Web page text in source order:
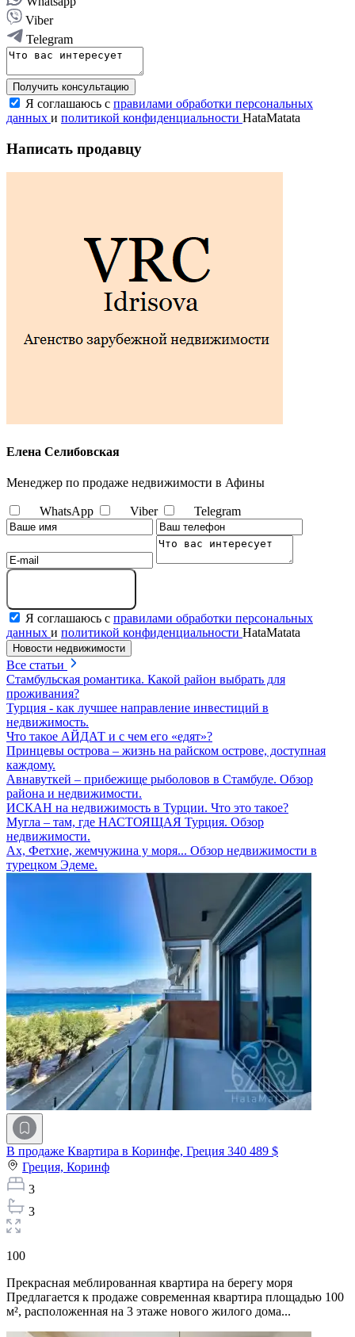
Viber
Telegram
Получить консультацию
Я соглашаюсь с правилами обработки персональных
данных и политикой конфиденциальности HataMatata
Написать продавцу
Елена Селибовская
Менеджер по продаже недвижимости в Афины
WhatsApp Viber Telegram
Я соглашаюсь с правилами обработки персональных
данных и политикой конфиденциальности HataMatata
Новости недвижимости
Все статьи
Стамбульская романтика. Какой район выбрать для
проживания?
Турция - как лучшее направление инвестиций в
недвижимость.
Что такое АЙДАТ и с чем его «едят»?
Принцевы острова – жизнь на райском острове, доступная
каждому.
Авнавуткей – прибежище рыболовов в Стамбуле. Обзор
района и недвижимости.
ИСКАН на недвижимость в Турции. Что это такое?
Мугла – там, где НАСТОЯЩАЯ Турция. Обзор
недвижимости.
Ах, Фетхие, жемчужина у моря... Обзор недвижимости в
турецком Эдеме.
В продаже Квартира в Коринфе, Греция 340 489 $
Греция, Коринф
3
3
100
Прекрасная меблированная квартира на берегу моря
Предлагается к продаже современная квартира площадью 100
м², расположенная на 3 этаже нового жилого дома...